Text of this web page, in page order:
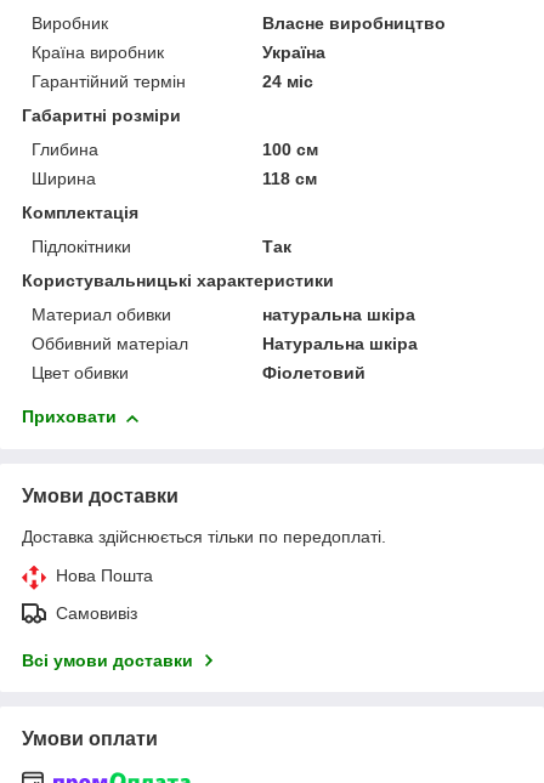
Виробник
Власне виробництво
Країна виробник
Україна
Гарантійний термін
24 міс
Габаритні розміри
Глибина
100 см
Ширина
118 см
Комплектація
Підлокітники
Так
Користувальницькі характеристики
Материал обивки
натуральна шкіра
Оббивний матеріал
Натуральна шкіра
Цвет обивки
Фіолетовий
Приховати
Умови доставки
Доставка здійснюється тільки по передоплаті.
Нова Пошта
Самовивіз
Всі умови доставки
Умови оплати